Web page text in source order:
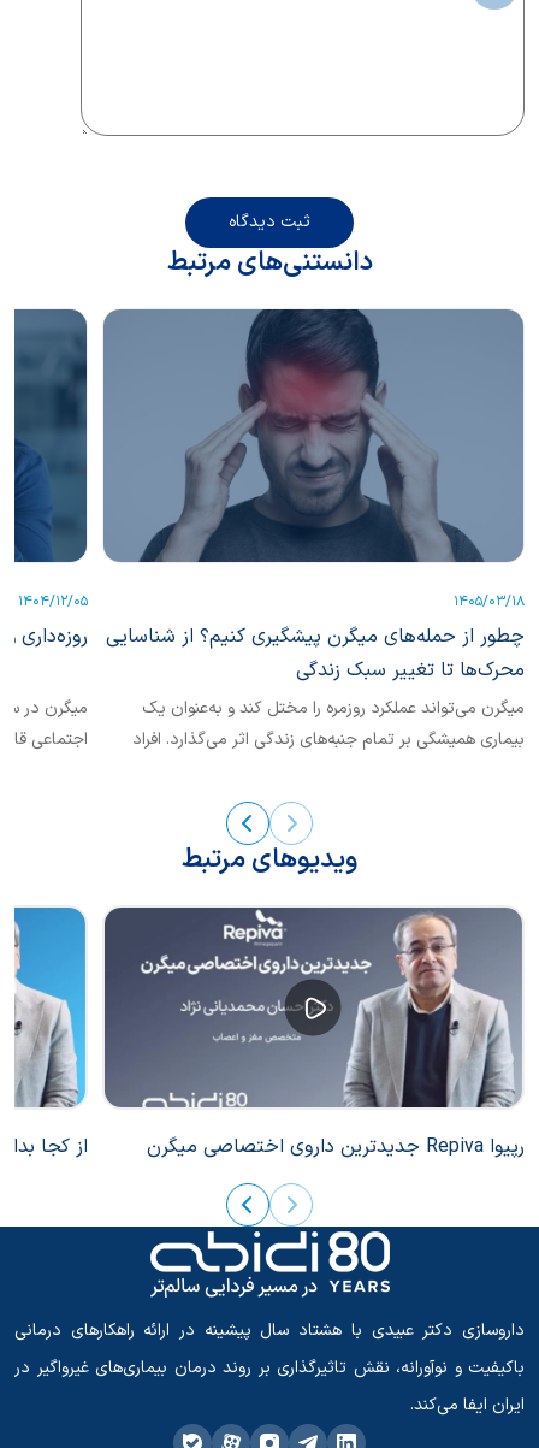
ثبت دیدگاه
دانستنی‌های مرتبط
1405/03/18
چطور از حمله‌های میگرن پیشگیری کنیم؟ از شناسایی
محرک‌ها تا تغییر سبک زندگی
میگرن می‌تواند عملکرد روزمره را مختل ‌کند و به‌عنوان یک
بیماری همیشگی بر تمام جنبه‌های زندگی اثر می‌گذارد. افراد
1404/12/05
روزه‌داری
میگرن در
اجتماعی
ویدیوهای مرتبط
رپیوا Repiva جدیدترین داروی اختصاصی میگرن از کجا
داروسازی دکتر عبیدی با هشتاد سال پیشینه در ارائه راهکارهای درمانی
باکیفیت و نوآورانه، نقش تاثیرگذاری بر روند درمان بیماری‌های غیرواگیر در
ایران ایفا می‌کند.